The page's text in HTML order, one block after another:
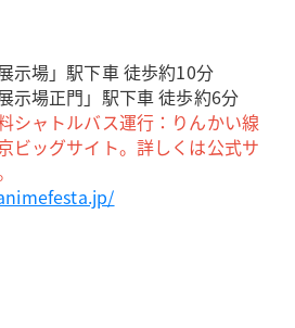
示場」駅下車 徒歩約10分
示場正門」駅下車 徒歩約6分
シャトルバス運行：りんかい線
ビッグサイト。詳しくは公式サ